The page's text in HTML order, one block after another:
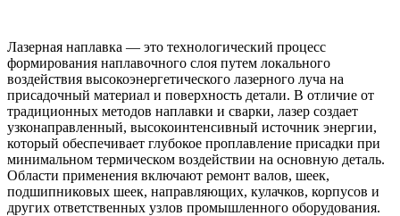
Лазерная наплавка — это технологический процесс
формирования наплавочного слоя путем локального
воздействия высокоэнергетического лазерного луча на
присадочный материал и поверхность детали. В отличие от
традиционных методов наплавки и сварки, лазер создает
узконаправленный, высокоинтенсивный источник энергии,
который обеспечивает глубокое проплавление присадки при
минимальном термическом воздействии на основную деталь.
Области применения включают ремонт валов, шеек,
подшипниковых шеек, направляющих, кулачков, корпусов и
других ответственных узлов промышленного оборудования.